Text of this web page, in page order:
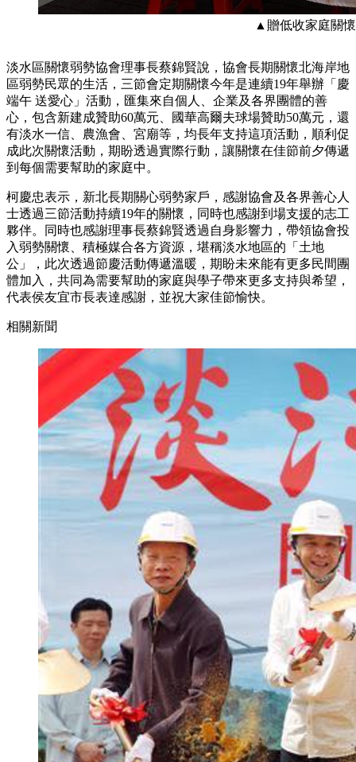
▲贈低收家庭關
淡水區關懷弱勢協會理事長蔡錦賢說，協會長期關懷北海岸地
區弱勢民眾的生活，三節會定期關懷今年是連續19年舉辦「慶
端午 送愛心」活動，匯集來自個人、企業及各界團體的善
心，包含新建成贊助60萬元、國華高爾夫球場贊助50萬元，還
有淡水一信、農漁會、宮廟等，均長年支持這項活動，順利促
成此次關懷活動，期盼透過實際行動，讓關懷在佳節前夕傳遞
到每個需要幫助的家庭中。
柯慶忠表示，新北長期關心弱勢家戶，感謝協會及各界善心人
士透過三節活動持續19年的關懷，同時也感謝到場支援的志工
夥伴。同時也感謝理事長蔡錦賢透過自身影響力，帶領協會投
入弱勢關懷、積極媒合各方資源，堪稱淡水地區的「土地
公」，此次透過節慶活動傳遞溫暖，期盼未來能有更多民間團
體加入，共同為需要幫助的家庭與學子帶來更多支持與希望，
代表侯友宜市長表達感謝，並祝大家佳節愉快。
相關新聞